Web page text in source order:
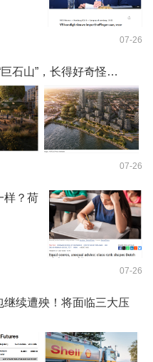
07-26
石山”，长得好奇怪…
07-26
样？荷
07-26
续遭殃！将面临三大压